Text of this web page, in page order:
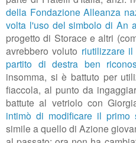
della Fondazione Alleanza
volta l'uso del simbolo di An
progetto di Storace e altri
avrebbero voluto riutilizzare
partito di destra ben
insomma, si è battuto per
fiaccola, al punto da
battute al vetriolo con
intimò di modificare il primo
simile a quello di Azione